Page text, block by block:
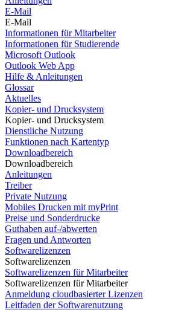
E-Mail
E-Mail
Informationen für Mitarbeiter
Informationen für Studierende
Microsoft Outlook
Outlook Web App
Hilfe & Anleitungen
Glossar
Aktuelles
Kopier- und Drucksystem
Kopier- und Drucksystem
Dienstliche Nutzung
Funktionen nach Kartentyp
Downloadbereich
Downloadbereich
Anleitungen
Treiber
Private Nutzung
Mobiles Drucken mit myPrint
Preise und Sonderdrucke
Guthaben auf-/abwerten
Fragen und Antworten
Softwarelizenzen
Softwarelizenzen
Softwarelizenzen für Mitarbeiter
Softwarelizenzen für Mitarbeiter
Anmeldung cloudbasierter Lizenzen
Leitfaden der Softwarenutzung